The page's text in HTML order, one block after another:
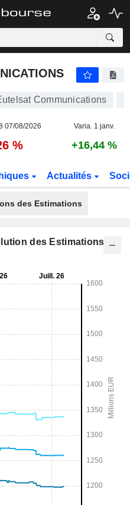
Communications
07/08/2026 Varia. 1 janv.
% +16,44 %
Actualités
des Estimations
des Estimations